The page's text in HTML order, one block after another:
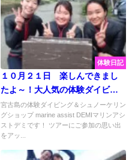
体験日記
１０月２１日 楽しんできまし
たよ～！大人気の体験ダイビン
グツアー♫宮古島の美ら海大満
喫！
宮古島の体験ダイビング＆シュノーケリン
グショップ marine assist DEMIマリンアシ
ストデミです！ ツアーにご参加の思い出
をアッ...